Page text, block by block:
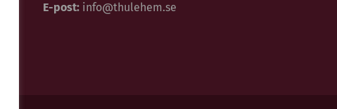
E-post: info@thulehem.se